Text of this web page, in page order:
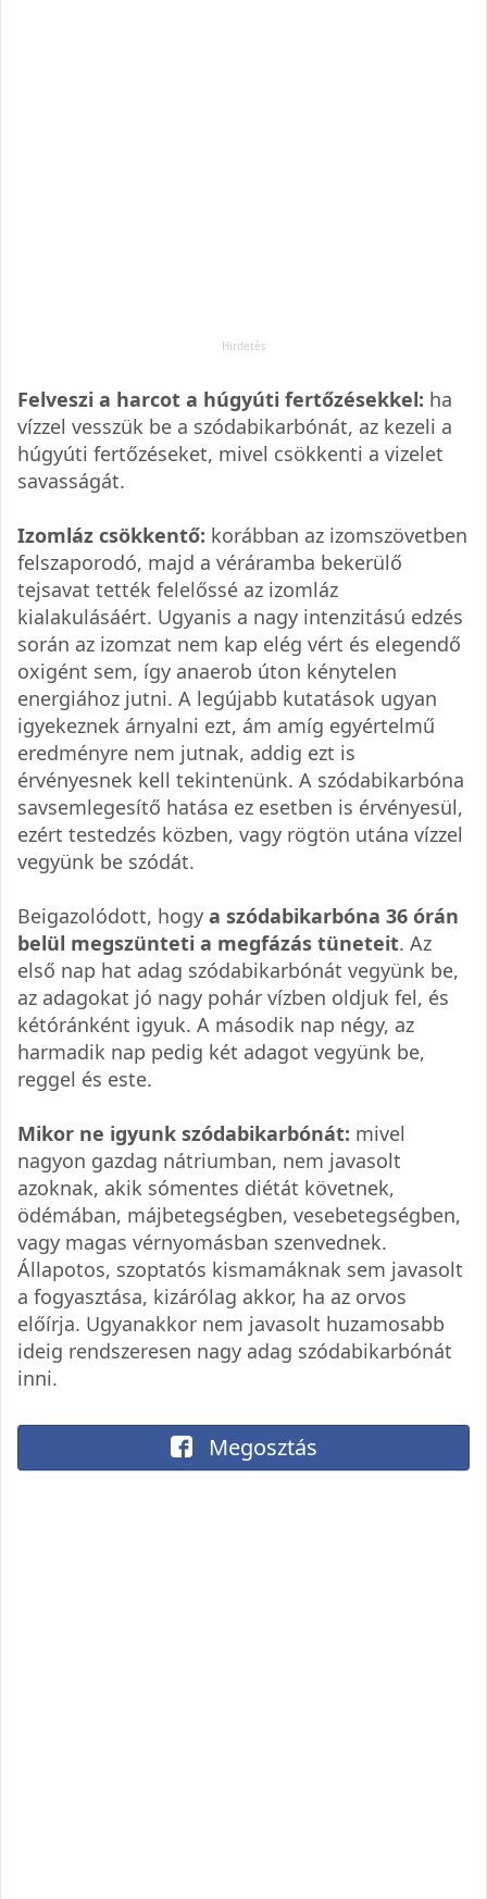
Felveszi a harcot a húgyúti fertőzésekkel: ha
vízzel vesszük be a szódabikarbónát, az kezeli a
húgyúti fertőzéseket, mivel csökkenti a vizelet
savasságát.
Izomláz csökkentő: korábban az izomszövetben
felszaporodó, majd a véráramba bekerülő
tejsavat tették felelőssé az izomláz
kialakulásáért. Ugyanis a nagy intenzitású edzés
során az izomzat nem kap elég vért és elegendő
oxigént sem, így anaerob úton kénytelen
energiához jutni. A legújabb kutatások ugyan
igyekeznek árnyalni ezt, ám amíg egyértelmű
eredményre nem jutnak, addig ezt is
érvényesnek kell tekintenünk. A szódabikarbóna
savsemlegesítő hatása ez esetben is érvényesül,
ezért testedzés közben, vagy rögtön utána vízzel
vegyünk be szódát.
Beigazolódott, hogy a szódabikarbóna 36 órán
belül megszünteti a megfázás tüneteit. Az
első nap hat adag szódabikarbónát vegyünk be,
az adagokat jó nagy pohár vízben oldjuk fel, és
kétóránként igyuk. A második nap négy, az
harmadik nap pedig két adagot vegyünk be,
reggel és este.
Mikor ne igyunk szódabikarbónát: mivel
nagyon gazdag nátriumban, nem javasolt
azoknak, akik sómentes diétát követnek,
ödémában, májbetegségben, vesebetegségben,
vagy magas vérnyomásban szenvednek.
Állapotos, szoptatós kismamáknak sem javasolt
a fogyasztása, kizárólag akkor, ha az orvos
előírja. Ugyanakkor nem javasolt huzamosabb
ideig rendszeresen nagy adag szódabikarbónát
inni.
Megosztás